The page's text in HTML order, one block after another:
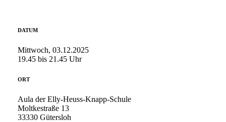
DATUM
Mittwoch, 03.12.2025
19.45 bis 21.45 Uhr
ORT
Aula der Elly-Heuss-Knapp-Schule
Moltkestraße 13
33330 Gütersloh